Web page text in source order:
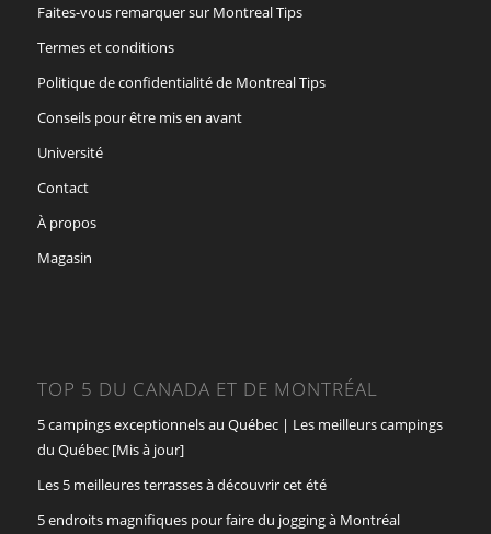
Faites-vous remarquer sur Montreal Tips
Termes et conditions
Politique de confidentialité de Montreal Tips
Conseils pour être mis en avant
Université
Contact
À propos
Magasin
TOP 5 DU CANADA ET DE MONTRÉAL
5 campings exceptionnels au Québec | Les meilleurs campings
du Québec [Mis à jour]
Les 5 meilleures terrasses à découvrir cet été
5 endroits magnifiques pour faire du jogging à Montréal